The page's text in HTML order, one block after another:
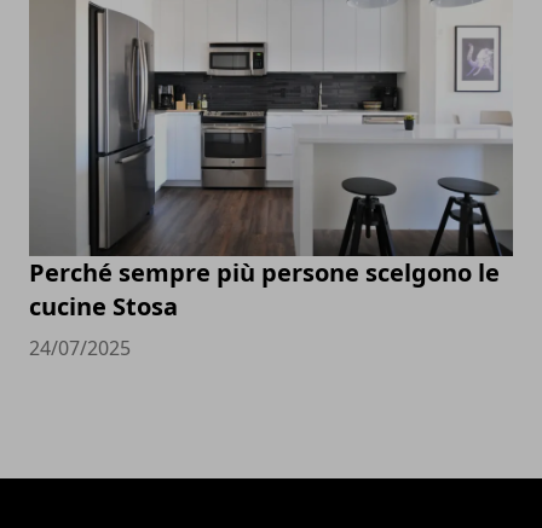
Perché sempre più persone scelgono le
cucine Stosa
24/07/2025